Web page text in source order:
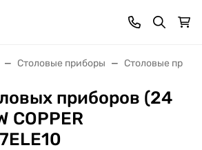
Столовые приборы Столовые
приборов (24
COPPER